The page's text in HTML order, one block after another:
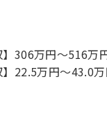
】306万円〜516
】22.5万円〜43.0